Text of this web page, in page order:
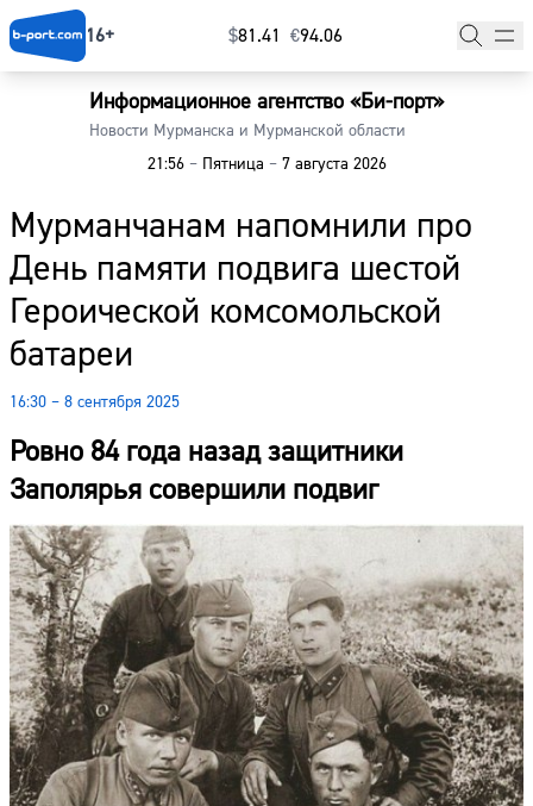
16+ $⁠81.41 €⁠94.06
Информационное агентство «Би-порт»
Новости Мурманска и Мурманской области
21:56 –Пятница –7 августа 2026
Мурманчанам напомнили про
День памяти подвига шестой
Героической комсомольской
батареи
16:30 – 8 сентября 2025
Ровно 84 года назад защитники
Заполярья совершили подвиг
Главная
Наши гости
Фоторепортажи
Погода
Курсы валют